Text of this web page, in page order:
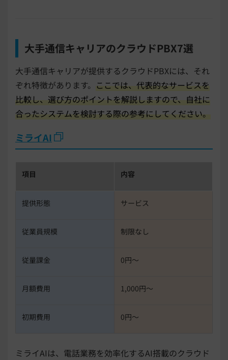
大手通信キャリアのクラウドPBX7選
大手通信キャリアが提供するクラウドPBXには、それ
ぞれ特徴があります。 ここでは、代表的なサービスを
比較し、選び方のポイントを解説しますので、自社に
合ったシステムを検討する際の参考にしてください。
ミライAI
項目 内容
提供形態 サービス
従業員規模 制限なし
従量課金 0円〜
月額費用 1,000円〜
初期費用 0円〜
ミライAIは、電話業務を効率化するAI搭載のクラウド